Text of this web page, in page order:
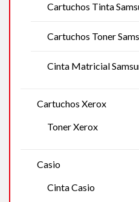
Cartuchos Tinta
Cartuchos Toner
Cinta Matricial
Cartuchos Xerox
Toner Xerox
Casio
Cinta Casio